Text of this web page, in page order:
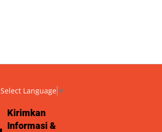
Select Language ▼
Kirimkan
Informasi &